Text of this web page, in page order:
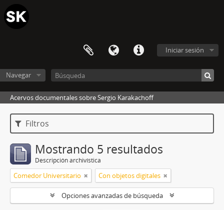
Iniciar sesión
Navegar
Acervos documentales sobre Sergio Karakachoff
Filtros
Mostrando 5 resultados
Descripción archivística
Comedor Universitario Con objetos digitales
Opciones avanzadas de búsqueda